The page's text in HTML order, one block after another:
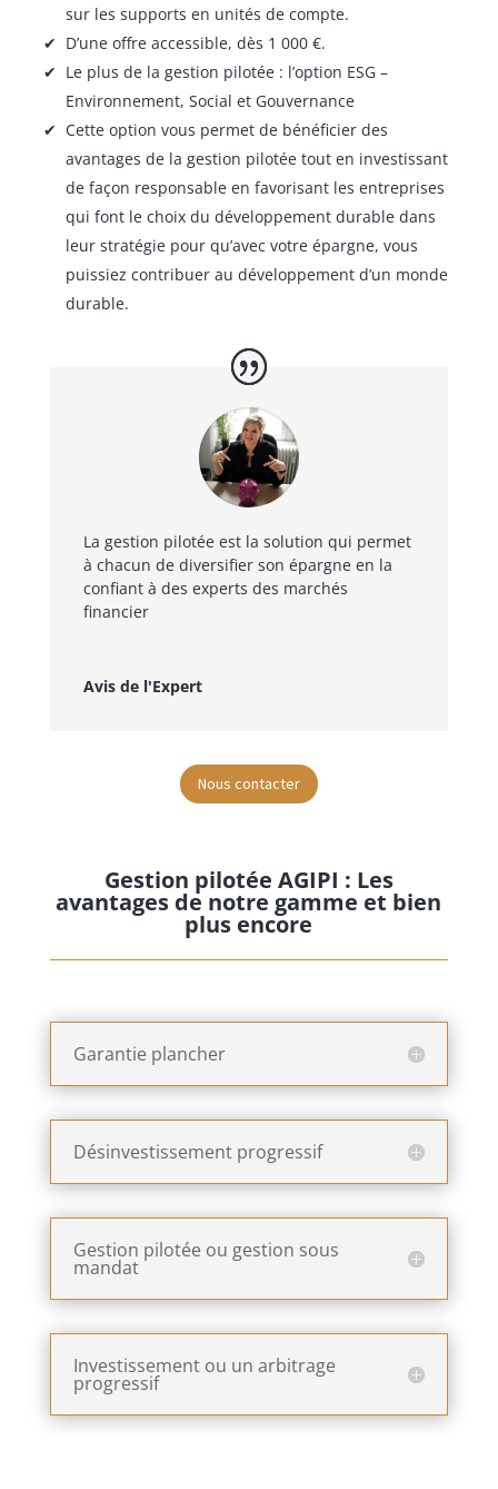
sur les supports en unités de compte.
D’une offre accessible, dès 1 000 €.
Le plus de la gestion pilotée : l’option ESG –
Environnement, Social et Gouvernance
Cette option vous permet de bénéficier des
avantages de la gestion pilotée tout en investissant
de façon responsable en favorisant les entreprises
qui font le choix du développement durable dans
leur stratégie pour qu’avec votre épargne, vous
puissiez contribuer au développement d’un monde
durable.
La gestion pilotée est la solution qui permet
à chacun de diversifier son épargne en la
confiant à des experts des marchés
financier
Avis de l'Expert
Nous contacter
Gestion pilotée AGIPI : Les
avantages de notre gamme et bien
plus encore
Garantie plancher
Désinvestissement progressif
Gestion pilotée ou gestion sous
mandat
Investissement ou un arbitrage
progressif